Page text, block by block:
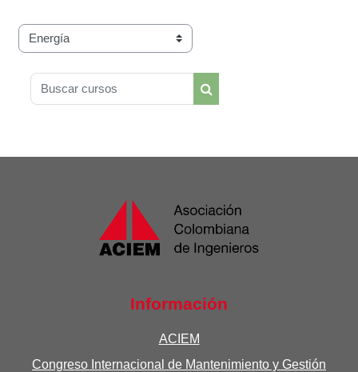
Categorías
Buscar cursos
Buscar cursos
Información
ACIEM
Congreso Internacional de Mantenimiento y Gestión